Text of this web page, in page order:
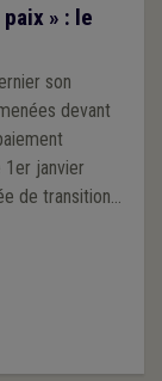
» : le
son
devant
1er janvier
de transition
et
afin
par le
du